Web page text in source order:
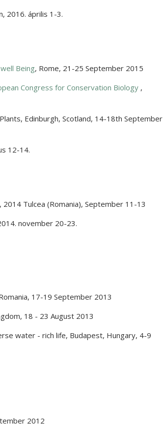
, 2016. április 1-3.
Being, Rome, 21-25 September 2015
Congress for Conservation Biology ,
, Edinburgh, Scotland, 14-18th September
12-14.
, 2014 Tulcea (Romania), September 11-13
november 20-23.
, 17-19 September 2013
, 18 - 23 August 2013
water - rich life, Budapest, Hungary, 4-9
2012